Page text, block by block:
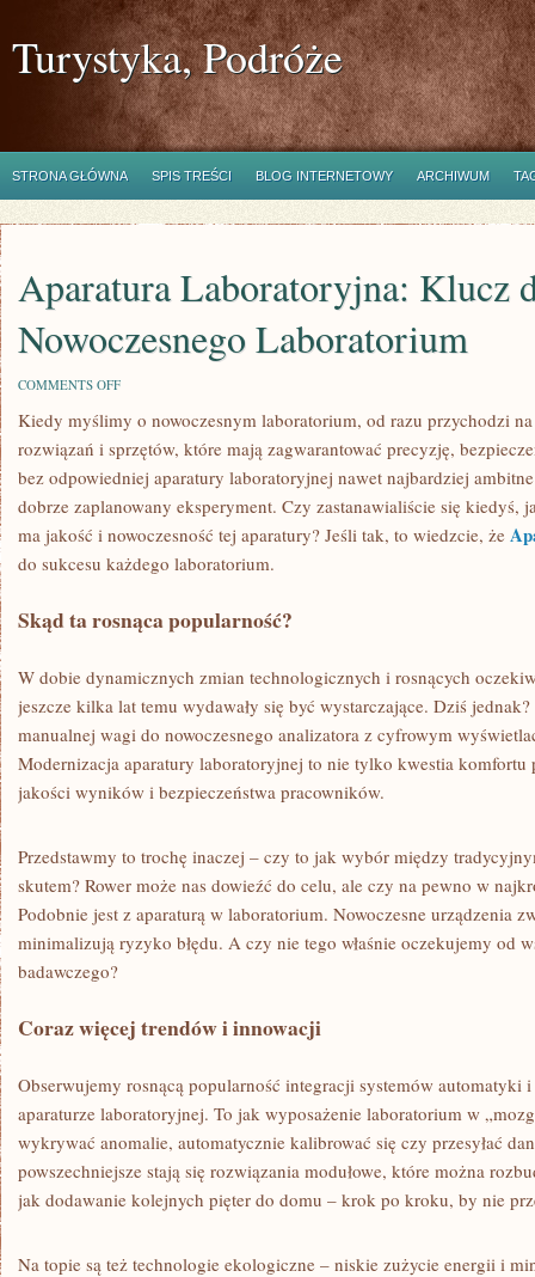
Turystyka, Podróże
STRONA GŁÓWNA SPIS TREŚCI BLOG INTERNETOWY ARCHIWUM
Aparatura Laboratoryjna: Klucz
Nowoczesnego Laboratorium
COMMENTS OFFON
LABORATORYJNA:
KLUCZ
DO
NOWOCZESNEGO
LABORATORIUM
Kiedy myślimy o nowoczesnym laboratorium, od razu przychodzi
rozwiązań i sprzętów, które mają zagwarantować precyzję,
bez odpowiedniej aparatury laboratoryjnej nawet najbardziej
dobrze zaplanowany eksperyment. Czy zastanawialiście się kiedyś,
ma jakość i nowoczesność tej aparatury? Jeśli tak, to wiedzcie, że
do sukcesu każdego laboratorium.
Skąd ta rosnąca popularność?
W dobie dynamicznych zmian technologicznych i rosnących
jeszcze kilka lat temu wydawały się być wystarczające. Dziś
manualnej wagi do nowoczesnego analizatora z cyfrowym
Modernizacja aparatury laboratoryjnej to nie tylko kwestia komfortu
jakości wyników i bezpieczeństwa pracowników.
Przedstawmy to trochę inaczej – czy to jak wybór między
skutem? Rower może nas dowieźć do celu, ale czy na pewno w
Podobnie jest z aparaturą w laboratorium. Nowoczesne urządzenia
minimalizują ryzyko błędu. A czy nie tego właśnie oczekujemy od
badawczego?
Coraz więcej trendów i innowacji
Obserwujemy rosnącą popularność integracji systemów automatyki
aparaturze laboratoryjnej. To jak wyposażenie laboratorium w
wykrywać anomalie, automatycznie kalibrować się czy przesyłać
powszechniejsze stają się rozwiązania modułowe, które można
jak dodawanie kolejnych pięter do domu – krok po kroku, by nie
Na topie są też technologie ekologiczne – niskie zużycie energii i